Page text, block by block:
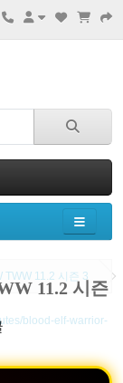
TWW 11.2 시즌 3
11.2 시즌